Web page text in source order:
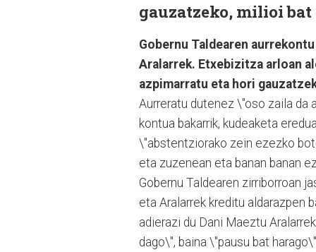
gauzatzeko, milioi
Gobernu Taldearen
Aralarrek. Etxebizitza arloan
azpimarratu eta hori
Aurreratu dutenez \"oso zaila da
kontua bakarrik, kudeaketa
\"abstentziorako zein ezezko
eta zuzenean eta banan banan
Gobernu Taldearen zirriborroan
eta Aralarrek kreditu aldarazpen
adierazi du Dani Maeztu
dago\", baina \"pausu bat